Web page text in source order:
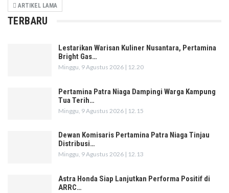
ARTIKEL LAMA
TERBARU
Lestarikan Warisan Kuliner Nusantara, Pertamina
Bright Gas…
Minggu, 9 Agustus 2026 | 12.20
Pertamina Patra Niaga Dampingi Warga Kampung
Tua Terih…
Minggu, 9 Agustus 2026 | 12.15
Dewan Komisaris Pertamina Patra Niaga Tinjau
Distribusi…
Minggu, 9 Agustus 2026 | 12.13
Astra Honda Siap Lanjutkan Performa Positif di
ARRC…